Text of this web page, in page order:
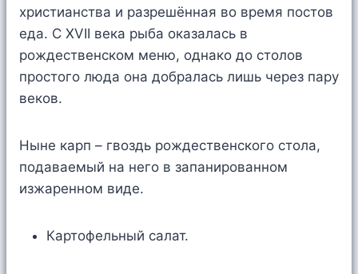
христианства и разрешённая во время постов
еда. С XVII века рыба оказалась в
рождественском меню, однако до столов
простого люда она добралась лишь через пару
веков.
Ныне карп – гвоздь рождественского стола,
подаваемый на него в запанированном
изжаренном виде.
Картофельный салат.